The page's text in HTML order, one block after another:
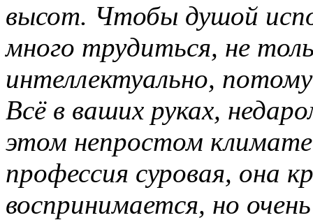
высот. Чтобы душой
много трудиться, не
интеллектуально,
Всё в ваших руках,
этом непростом
профессия суровая, она
воспринимается, но